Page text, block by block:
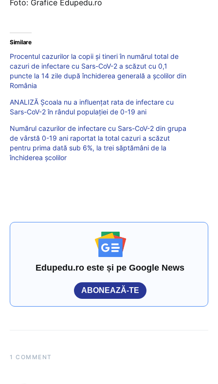
Foto: Grafice Edupedu.ro
Similare
Procentul cazurilor la copii și tineri în numărul total de
cazuri de infectare cu Sars-CoV-2 a scăzut cu 0,1
puncte la 14 zile după închiderea generală a școlilor din
România
ANALIZĂ Școala nu a influențat rata de infectare cu
Sars-CoV-2 în rândul populației de 0-19 ani
Numărul cazurilor de infectare cu Sars-CoV-2 din grupa
de vârstă 0-19 ani raportat la total cazuri a scăzut
pentru prima dată sub 6%, la trei săptămâni de la
închiderea școlilor
Edupedu.ro este și pe Google News
ABONEAZĂ-TE
1 COMMENT